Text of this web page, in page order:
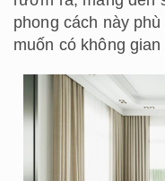
phong cách này
muốn có không